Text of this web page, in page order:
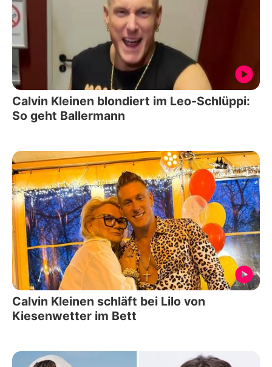
Calvin Kleinen blondiert im Leo-Schlüppi:
So geht Ballermann
Calvin Kleinen schläft bei Lilo von
Kiesenwetter im Bett